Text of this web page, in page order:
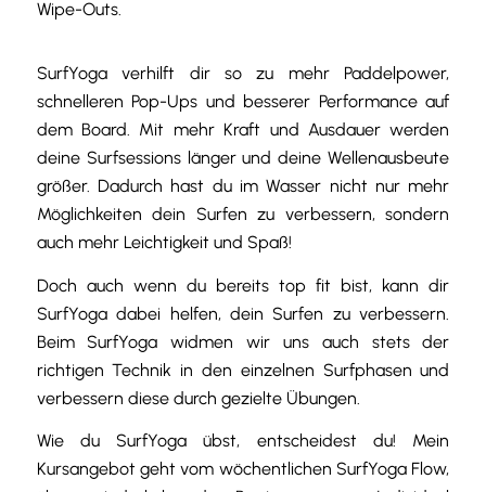
Wipe-Outs.
SurfYoga verhilft dir so zu mehr Paddelpower,
schnelleren Pop-Ups und besserer Performance auf
dem Board. Mit mehr Kraft und Ausdauer werden
deine Surfsessions länger und deine Wellenausbeute
größer. Dadurch hast du im Wasser nicht nur mehr
Möglichkeiten dein Surfen zu verbessern, sondern
auch mehr Leichtigkeit und Spaß!
Doch auch wenn du bereits top fit bist, kann dir
SurfYoga dabei helfen, dein Surfen zu verbessern.
Beim SurfYoga widmen wir uns auch stets der
richtigen Technik in den einzelnen Surfphasen und
verbessern diese durch gezielte Übungen.
Wie du SurfYoga übst, entscheidest du! Mein
Kursangebot geht vom wöchentlichen SurfYoga Flow,